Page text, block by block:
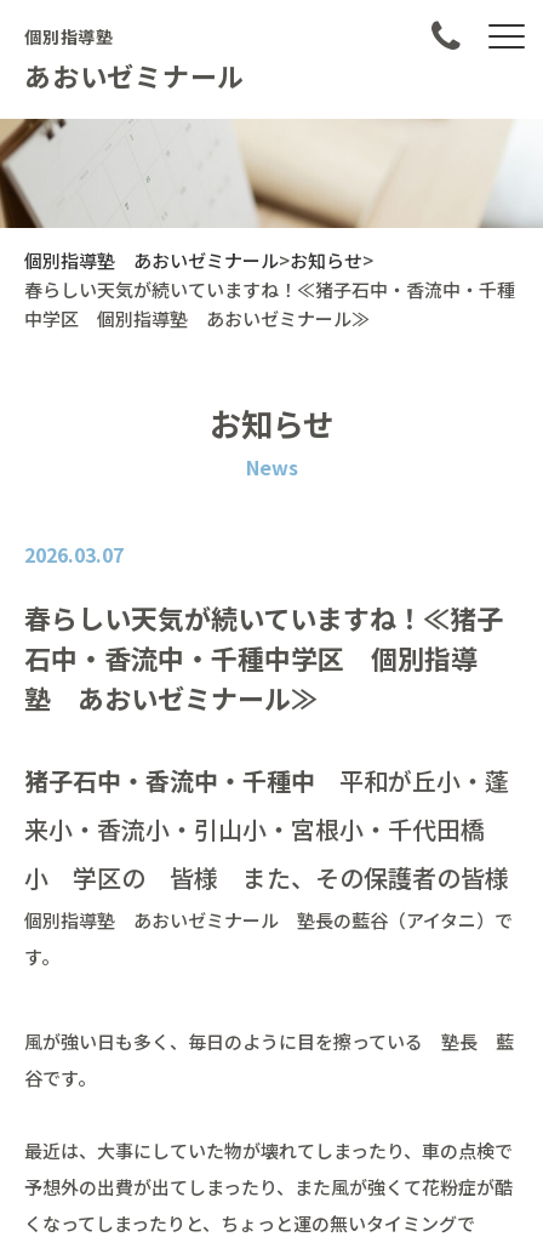
個別指導塾
あおいゼミナール
個別指導塾 あおいゼミナール>お知らせ>
春らしい天気が続いていますね！≪猪子石中・香流中・千種
中学区 個別指導塾 あおいゼミナール≫
お知らせ
News
2026.03.07
春らしい天気が続いていますね！≪猪子
石中・香流中・千種中学区 個別指導
塾 あおいゼミナール≫
猪子石中・香流中・千種中 平和が丘小・蓬
来小・香流小・引山小・宮根小・千代田橋
小 学区の 皆様 また、その保護者の皆様
個別指導塾 あおいゼミナール 塾長の藍谷（アイタニ）で
す。
風が強い日も多く、毎日のように目を擦っている 塾長 藍
谷です。
最近は、大事にしていた物が壊れてしまったり、車の点検で
予想外の出費が出てしまったり、また風が強くて花粉症が酷
くなってしまったりと、ちょっと運の無いタイミングで